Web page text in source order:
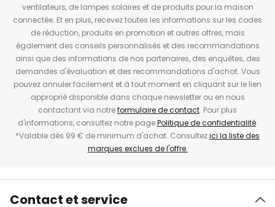
ventilateurs, de lampes solaires et de produits pour la maison
connectée. Et en plus, recevez toutes les informations sur les codes
de réduction, produits en promotion et autres offres, mais
également des conseils personnalisés et des recommandations
ainsi que des informations de nos partenaires, des enquêtes, des
demandes d'évaluation et des recommandations d'achat. Vous
pouvez annuler facilement et à tout moment en cliquant sur le lien
approprié disponible dans chaque newsletter ou en nous
contactant via notreformulaire de contact. Pour plus
d'informations, consultez notre pagePolitique de confidentialité.
*Valable dès 99 € de minimum d'achat. Consultezici la liste des
marques exclues de l'offre.
Contact et service